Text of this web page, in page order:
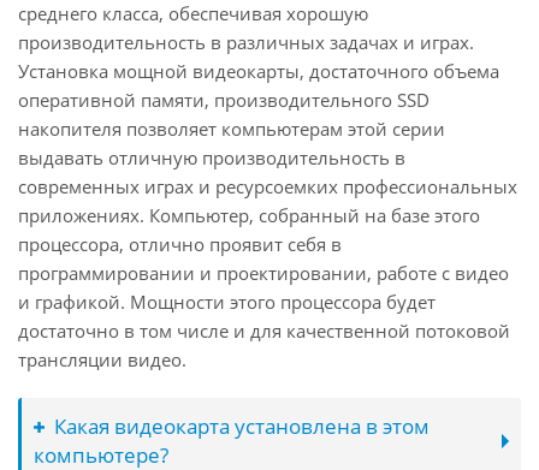
среднего класса, обеспечивая хорошую
производительность в различных задачах и играх.
Установка мощной видеокарты, достаточного объема
оперативной памяти, производительного SSD
накопителя позволяет компьютерам этой серии
выдавать отличную производительность в
современных играх и ресурсоемких профессиональных
приложениях. Компьютер, собранный на базе этого
процессора, отлично проявит себя в
программировании и проектировании, работе с видео
и графикой. Мощности этого процессора будет
достаточно в том числе и для качественной потоковой
трансляции видео.
Какая видеокарта установлена в этом
компьютере?